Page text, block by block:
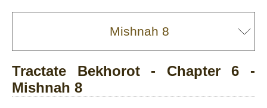
Tractate Bekhorot - Chapter 6 -
Mishnah 8